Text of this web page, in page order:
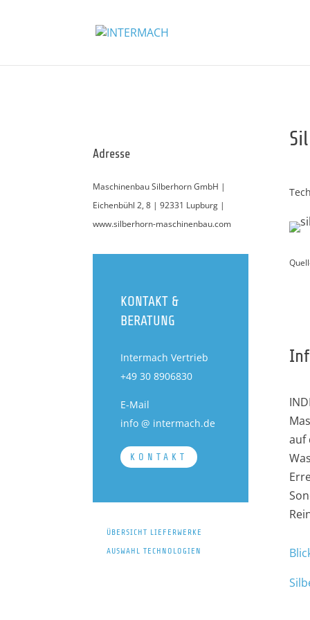
Adresse
Maschinenbau Silberhorn GmbH |
Eichenbühl 2, 8 | 92331 Lupburg |
www.silberhorn-maschinenbau.com
KONTAKT &
BERATUNG
Intermach Vertrieb
+49 30 8906830
E-Mail
info @ intermach.de
KONTAKT
ÜBERSICHT LIEFERWERKE
AUSWAHL TECHNOLOGIEN
auf